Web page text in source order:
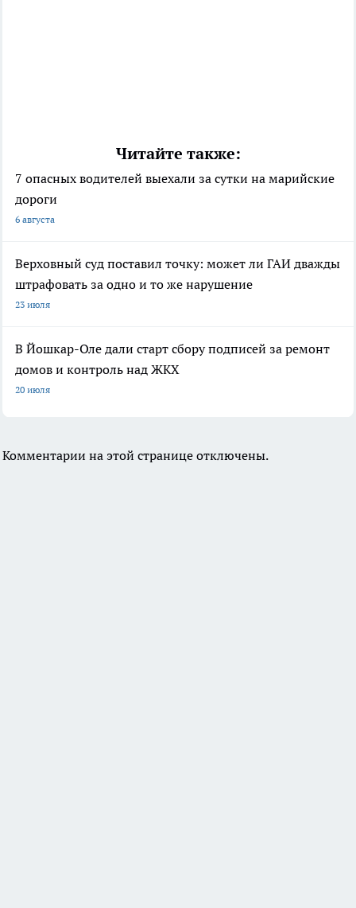
Читайте также:
7 опасных водителей выехали за сутки на марийские
дороги
6 августа
Верховный суд поставил точку: может ли ГАИ дважды
штрафовать за одно и то же нарушение
23 июля
В Йошкар-Оле дали старт сбору подписей за ремонт
домов и контроль над ЖКХ
20 июля
Комментарии на этой странице отключены.